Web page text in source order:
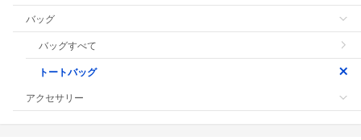
バッグ
バッグすべて
トートバッグ
アクセサリー